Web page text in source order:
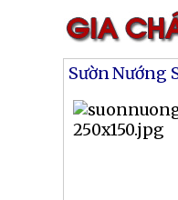
Sườn Nướng